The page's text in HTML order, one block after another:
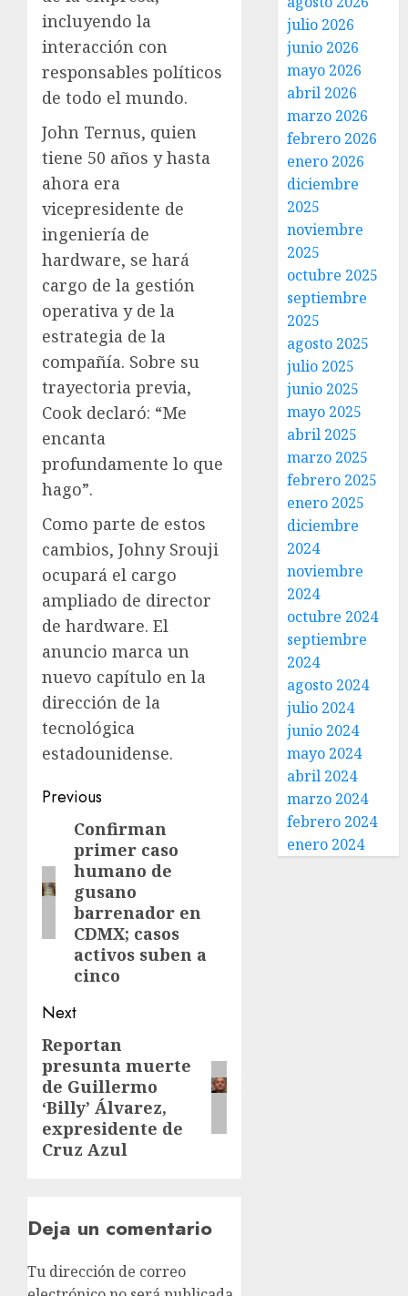
incluyendo la
interacción con
responsables políticos
de todo el mundo.
John Ternus, quien
tiene 50 años y hasta
ahora era
vicepresidente de
ingeniería de
hardware, se hará
cargo de la gestión
operativa y de la
estrategia de la
compañía. Sobre su
trayectoria previa,
Cook declaró: “Me
encanta
profundamente lo que
hago”.
Como parte de estos
cambios, Johny Srouji
ocupará el cargo
ampliado de director
de hardware. El
anuncio marca un
nuevo capítulo en la
dirección de la
tecnológica
estadounidense.
Previous
Confirman
primer caso
humano de
gusano
barrenador en
CDMX; casos
activos suben a
cinco
Next
Reportan
presunta muerte
de Guillermo
‘Billy’ Álvarez,
expresidente de
Cruz Azul
Deja un comentario
Tu dirección de correo
julio 2026
junio 2026
mayo 2026
abril 2026
marzo 2026
febrero 2026
enero 2026
diciembre
2025
noviembre
2025
octubre 2025
septiembre
2025
agosto 2025
julio 2025
junio 2025
mayo 2025
abril 2025
marzo 2025
febrero 2025
enero 2025
diciembre
2024
noviembre
2024
octubre 2024
septiembre
2024
agosto 2024
julio 2024
junio 2024
mayo 2024
abril 2024
marzo 2024
febrero 2024
enero 2024